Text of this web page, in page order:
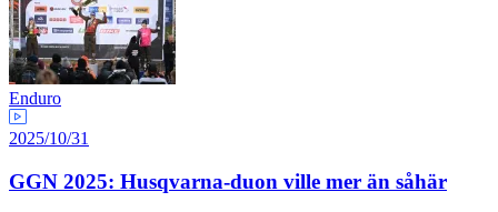
Enduro
2025/10/31
GGN 2025: Husqvarna-duon ville mer än såhär